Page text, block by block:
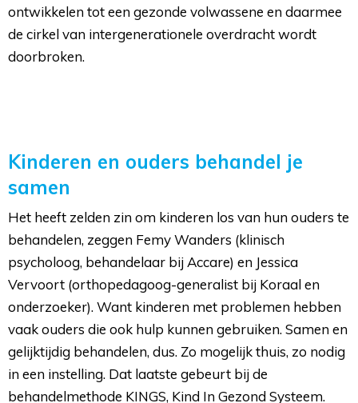
ontwikkelen tot een gezonde volwassene en daarmee
de cirkel van intergenerationele overdracht wordt
doorbroken.
Kinderen en ouders behandel je
samen
Het heeft zelden zin om kinderen los van hun ouders te
behandelen, zeggen Femy Wanders (klinisch
psycholoog, behandelaar bij Accare) en Jessica
Vervoort (orthopedagoog-generalist bij Koraal en
onderzoeker). Want kinderen met problemen hebben
vaak ouders die ook hulp kunnen gebruiken. Samen en
gelijktijdig behandelen, dus. Zo mogelijk thuis, zo nodig
in een instelling. Dat laatste gebeurt bij de
behandelmethode KINGS, Kind In Gezond Systeem.